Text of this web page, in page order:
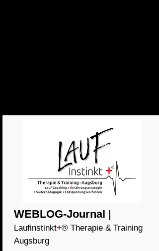
WEBLOG-Journal |
Laufinstinkt+® Therapie & Training
Augsburg